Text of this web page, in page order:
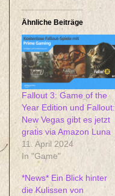
Ähnliche Beiträge
Fallout 3: Game of the
Year Edition und Fallout:
New Vegas gibt es jetzt
gratis via Amazon Luna
11. April 2024
In "Game"
*News* Ein Blick hinter
die Kulissen von